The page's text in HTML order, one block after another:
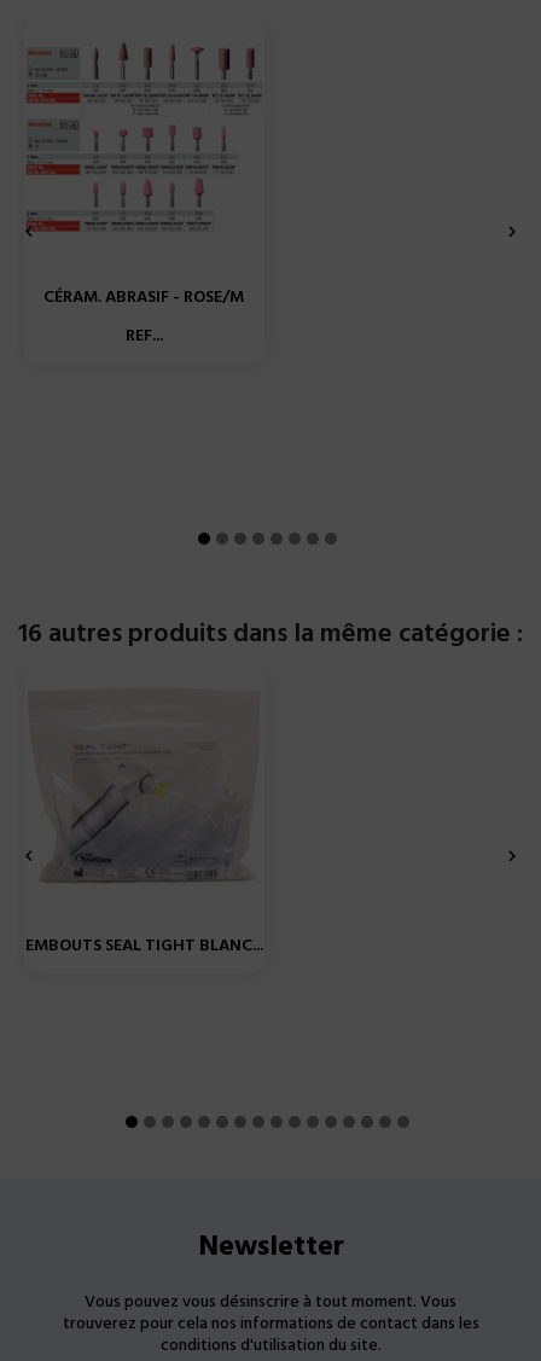
CÉRAM. ABRASIF - ROSE/M
REF...
 
16 autres produits dans la même catégorie :
EMBOUTS SEAL TIGHT BLANC...
 
Newsletter
Vous pouvez vous désinscrire à tout moment. Vous
trouverez pour cela nos informations de contact dans les
conditions d'utilisation du site.